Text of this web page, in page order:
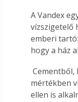
A Vandex
vízszigetelő
emberi
hogy a ház
Cementből, kvarchomokból és különböző adalékokból álló összetétele miatt teljes
mértékben
ellen is